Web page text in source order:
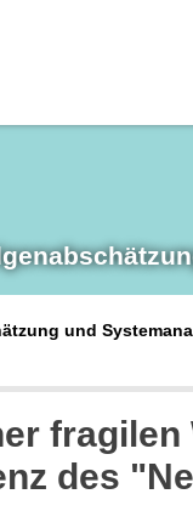
und
fragilen
des